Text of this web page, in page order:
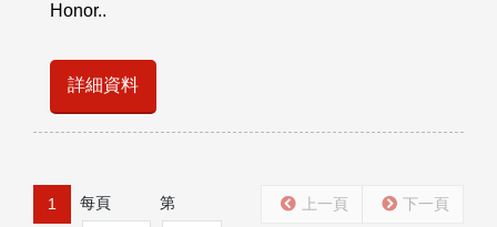
Honor..
詳細資料
1 每頁 第 上一頁 下一頁